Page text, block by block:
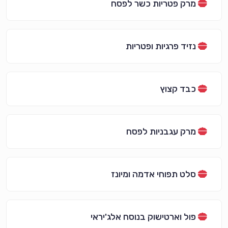
מרק פטריות כשר לפסח
נזיד פרגיות ופטריות
כבד קצוץ
מרק עגבניות לפסח
סלט תפוחי אדמה ומיונז
פול וארטישוק בנוסח אלג'יראי